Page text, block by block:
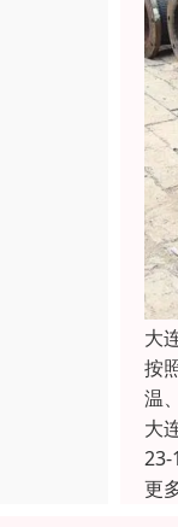
大
按
温
大
23-
更